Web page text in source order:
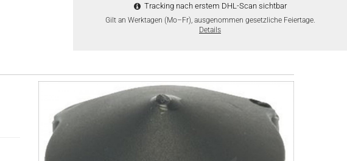
Tracking nach erstem DHL-Scan sichtbar
Gilt an Werktagen (Mo–Fr), ausgenommen gesetzliche Feiertage.
Details